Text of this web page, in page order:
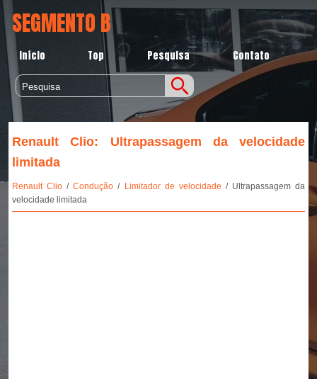
SEGMENTO B
Início Top Pesquisa Contato
Renault Clio: Ultrapassagem da velocidade
limitada
Renault Clio/Condução / Limitador de velocidade / Ultrapassagem da
velocidade limitada